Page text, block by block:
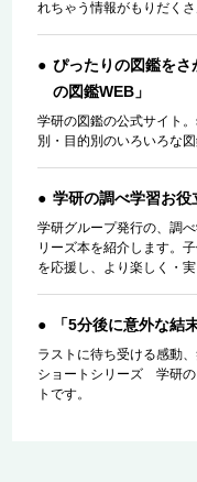
れちゃう情報がもりだくさ
ぴったりの図鑑を
の図鑑WEB」
学研の図鑑の公式サイト
別・目的別のいろいろな
学研の調べ学習お役
学研グループ発行の、調
リーズ本を紹介します。
を応援し、より楽しく・
「5分後に意外な結
ラストに待ち受ける感動
ショートシリーズ 学研の
トです。